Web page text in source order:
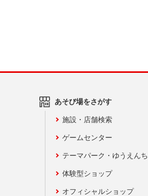
あそび場をさがす
施設・店舗検索
ゲームセンター
テーマパーク・ゆうえんち
体験型ショップ
オフィシャルショップ